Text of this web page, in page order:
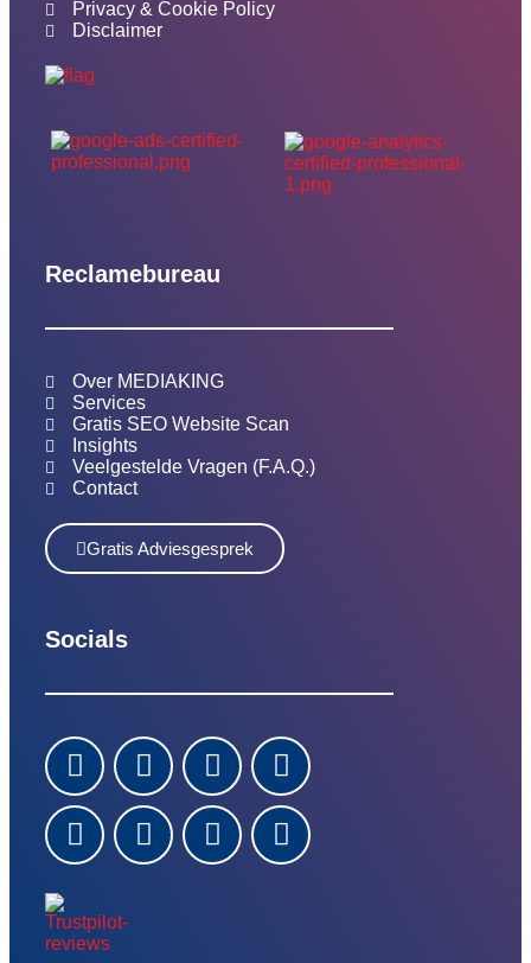
Privacy & Cookie Policy
Disclaimer
Reclamebureau
Over MEDIAKING
Services
Gratis SEO Website Scan
Insights
Veelgestelde Vragen (F.A.Q.)
Contact
Gratis Adviesgesprek
Socials